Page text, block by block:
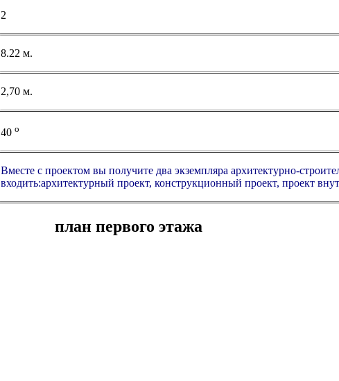
2
8.22 м.
2,70 м.
40 o
Вместе с проектом вы получите два экземпляра архитектурно-
входить:архитектурный проект, конструкционный проект, проект
план первого этажа